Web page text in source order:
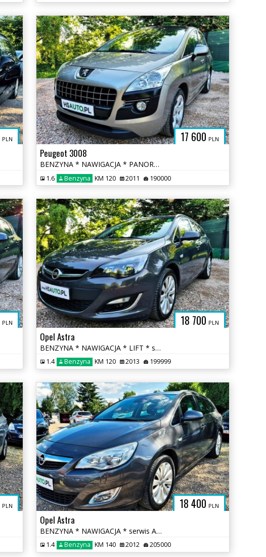
PLN 17 600 PLN
Peugeot 3008
BENZYNA * NAWIGACJA * PANORAMA * super * okazja * polecamy
1.6 Benzyna KM 120 2011 190000
PLN 18 700 PLN
Opel Astra
BENZYNA * NAWIGACJA * LIFT * super * okazja * polecamy
1.4 Benzyna KM 120 2013 199999
PLN 18 400 PLN
Opel Astra
BENZYNA * NAWIGACJA * serwis ASO Opel * super * OKAZJA * polecamy
1.4 Benzyna KM 140 2012 205000